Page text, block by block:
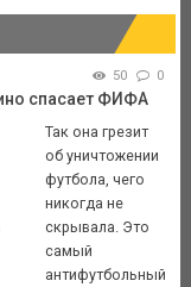
50 0
спасает ФИФА
Так она грезит
об уничтожении
футбола, чего
никогда не
скрывала. Это
самый
антифутбольный